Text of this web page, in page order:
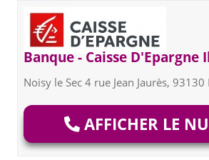
Banque - Caisse D'Epargne
Noisy le Sec 4 rue Jean Jaurès, 93130
AFFICHER LE